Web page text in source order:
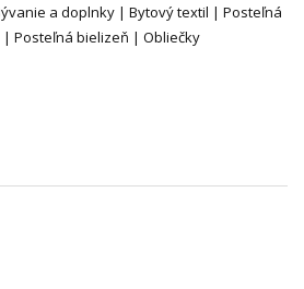
a doplnky | Bytový textil | Posteľná
Posteľná bielizeň | Obliečky